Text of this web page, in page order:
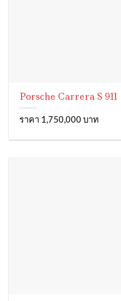
Porsche Carrera S
ราคา 1,750,000 บาท